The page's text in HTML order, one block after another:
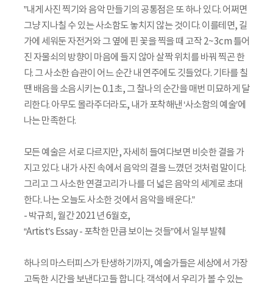
”내게 사진 찍기와 음악 만들기의 공통점은 또 하나 있다. 어쩌면
그냥 지나칠 수 있는 사소함도 놓치지 않는 것이다. 이를테면, 길
가에 세워둔 자전거와 그 옆에 핀 꽃을 찍을 때 고작 2~3cm 틀어
진 자물쇠의 방향이 마음에 들지 않아 살짝 위치를 바꿔 찍곤 한
다. 그 사소한 습관이 어느 순간 내 연주에도 깃들었다. 기타를 칠
땐 배음을 소음시키는 0.1초, 그 찰나의 순간을 매번 미묘하게 달
리한다. 아무도 몰라주더라도, 내가 포착해낸 ‘사소함의 예술’에
나는 만족한다.
모든 예술은 서로 다르지만, 자세히 들여다보면 비슷한 결을 가
지고 있다. 내가 사진 속에서 음악의 결을 느꼈던 것처럼 말이다.
그리고 그 사소한 연결고리가 나를 더 넓은 음악의 세계로 초대
한다. 나는 오늘도 사소한 것에서 음악을 배운다.”
- 박규희, 월간 2021년 6월호,
“Artist’s Essay - 포착한 만큼 보이는 것들”에서 일부 발췌
하나의 마스터피스가 탄생하기까지, 예술가들은 세상에서 가장
고독한 시간을 보낸다고들 합니다. 객석에서 우리가 볼 수 있는